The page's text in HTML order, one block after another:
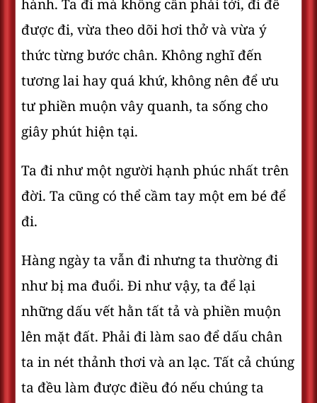
hành. Ta đi mà không cần phải tới, đi để
được đi, vừa theo dõi hơi thở và vừa ý
thức từng bước chân. Không nghĩ đến
tương lai hay quá khứ, không nên để ưu
tư phiền muộn vây quanh, ta sống cho
giây phút hiện tại.
Ta đi như một người hạnh phúc nhất trên
đời. Ta cũng có thể cầm tay một em bé để
đi.
Hàng ngày ta vẫn đi nhưng ta thường đi
như bị ma đuổi. Đi như vậy, ta để lại
những dấu vết hằn tất tả và phiền muộn
lên mặt đất. Phải đi làm sao để dấu chân
ta in nét thảnh thơi và an lạc. Tất cả chúng
ta đều làm được điều đó nếu chúng ta